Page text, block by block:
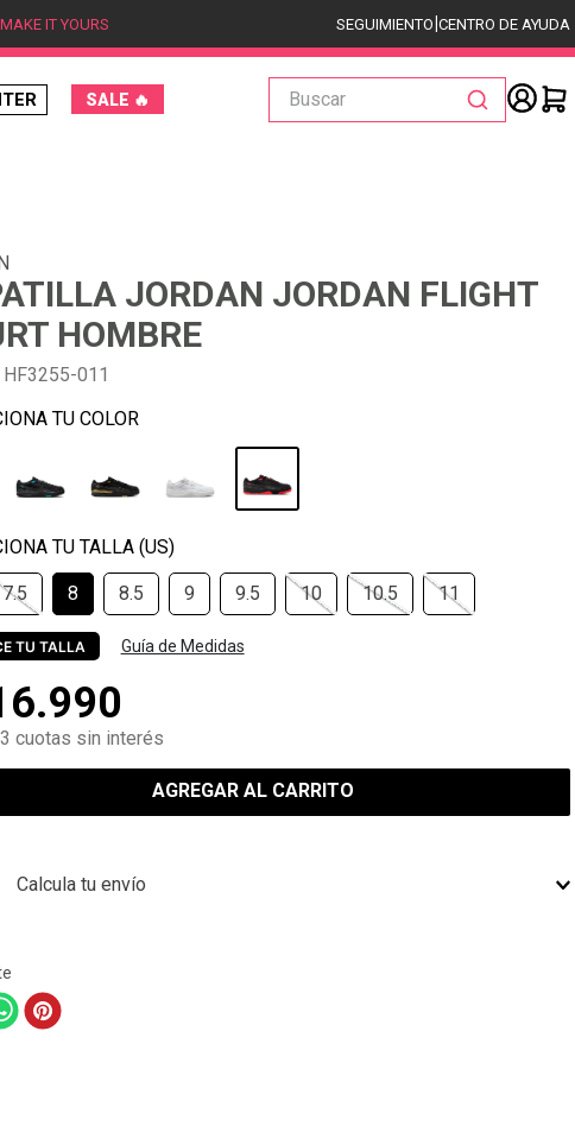
IT YOURS SEGUIMIENTO|CENTRO DE AYUDA
SALE 🔥
Buscar
JORDAN JORDAN FLIGHT
HOMBRE
HF3255-011
7.5 8 8.5 9 9.5 10 10.5 11
TU TALLA Guía de Medidas
.990
cuotas sin interés
AGREGAR AL CARRITO
Calcula tu envío